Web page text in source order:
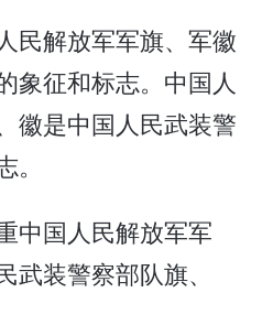
解放军军旗、军徽
象征和标志。中国人
徽是中国人民武装警
中国人民解放军军
装警察部队旗、